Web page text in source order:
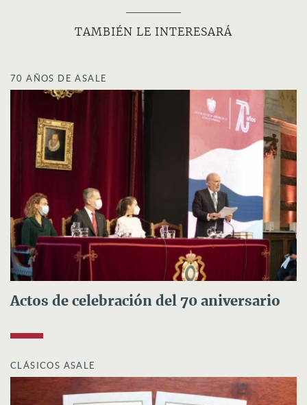
TAMBIÉN LE INTERESARÁ
70 AÑOS DE ASALE
Actos de celebración del 70 aniversario
CLÁSICOS ASALE